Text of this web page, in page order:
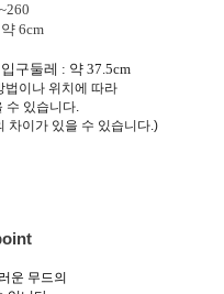
6cm
구둘레 : 약 37.5cm
법이나 위치에 따라
수 있습니다.
차이가 있을 수 있습니다.)
운 무드의